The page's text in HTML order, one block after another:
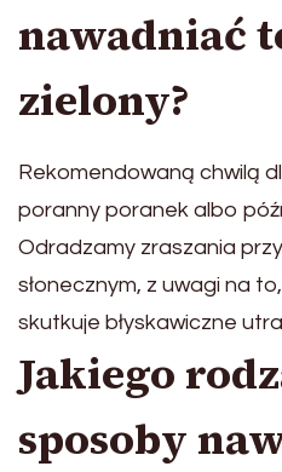
nawadniać
zielony?
Rekomendowaną chwilą
poranny poranek albo
Odradzamy zraszania
słonecznym, z uwagi na
skutkuje błyskawiczne
Jakiego
sposoby